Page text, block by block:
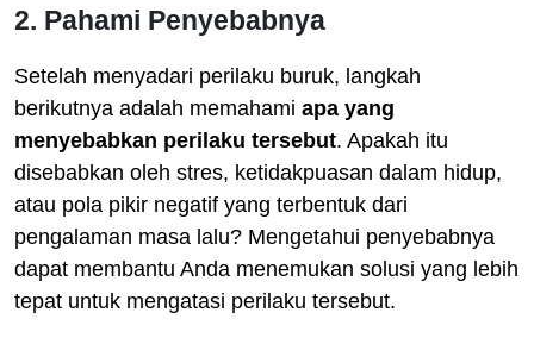
2. Pahami Penyebabnya
Setelah menyadari perilaku buruk, langkah
berikutnya adalah memahami apa yang
menyebabkan perilaku tersebut. Apakah itu
disebabkan oleh stres, ketidakpuasan dalam hidup,
atau pola pikir negatif yang terbentuk dari
pengalaman masa lalu? Mengetahui penyebabnya
dapat membantu Anda menemukan solusi yang lebih
tepat untuk mengatasi perilaku tersebut.